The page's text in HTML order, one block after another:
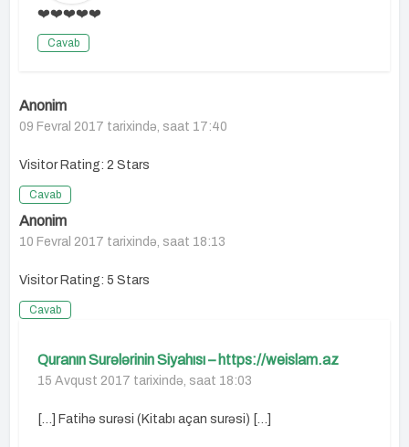
❤️❤️❤️❤️❤️
Cavab
Anonim
09 Fevral 2017 tarixində, saat 17:40
Visitor Rating: 2 Stars
Cavab
Anonim
10 Fevral 2017 tarixində, saat 18:13
Visitor Rating: 5 Stars
Cavab
Quranın Surələrinin Siyahısı – https://weislam.az
15 Avqust 2017 tarixində, saat 18:03
[…] Fatihə surəsi (Kitabı açan surəsi) […]